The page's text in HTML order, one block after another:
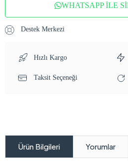
WHATSAPP İLE
Destek Merkezi
Hızlı Kargo
Taksit Seçeneği
Ürün Bilgileri Yorumlar